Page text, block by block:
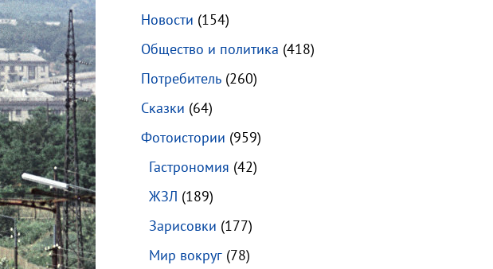
Новости (154)
Общество и политика (418)
Потребитель(260)
Сказки (64)
Фотоистории (959)
Гастрономия (42)
ЖЗЛ (189)
Зарисовки (177)
Мир вокруг(78)